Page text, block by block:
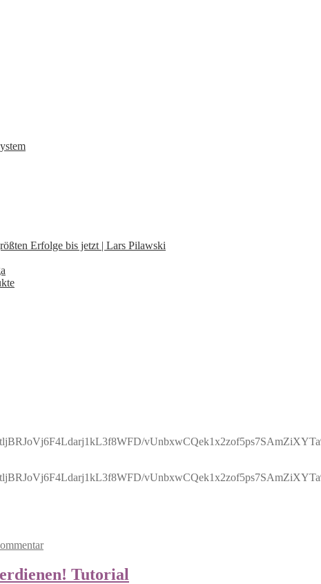
Erfolge bis jetzt | Lars Pilawski
Tutorial